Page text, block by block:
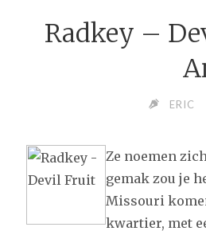
Radkey –
ERIC
Ze noemen
gemak zou je
Missouri
kwartier, met